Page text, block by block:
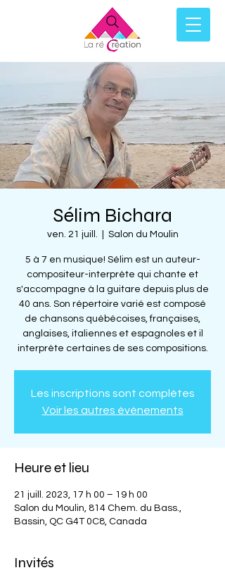
Sélim Bichara
ven. 21 juill. Salon du Moulin
5 à 7 en musique! Sélim est un auteur-
compositeur-interprète qui chante et
s'accompagne à la guitare depuis plus de
40 ans. Son répertoire varié est composé
de chansons québécoises, françaises,
anglaises, italiennes et espagnoles et il
interprète certaines de ses compositions.
Les inscriptions sont complètes
Voir les autres événements
Heure et lieu
21 juill. 2023, 17 h 00 – 19 h 00
Salon du Moulin, 814 Chem. du Bass.,
Bassin, QC G4T 0C8, Canada
Invités